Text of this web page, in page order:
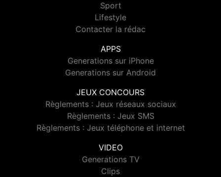
Sport
Lifestyle
Contacter la rédac
APPS
Generations sur iPhone
Generations sur Android
JEUX CONCOURS
Règlements : Jeux réseaux sociaux
Règlements : Jeux SMS
Règlements : Jeux téléphone et internet
VIDEO
Generations TV
Clips